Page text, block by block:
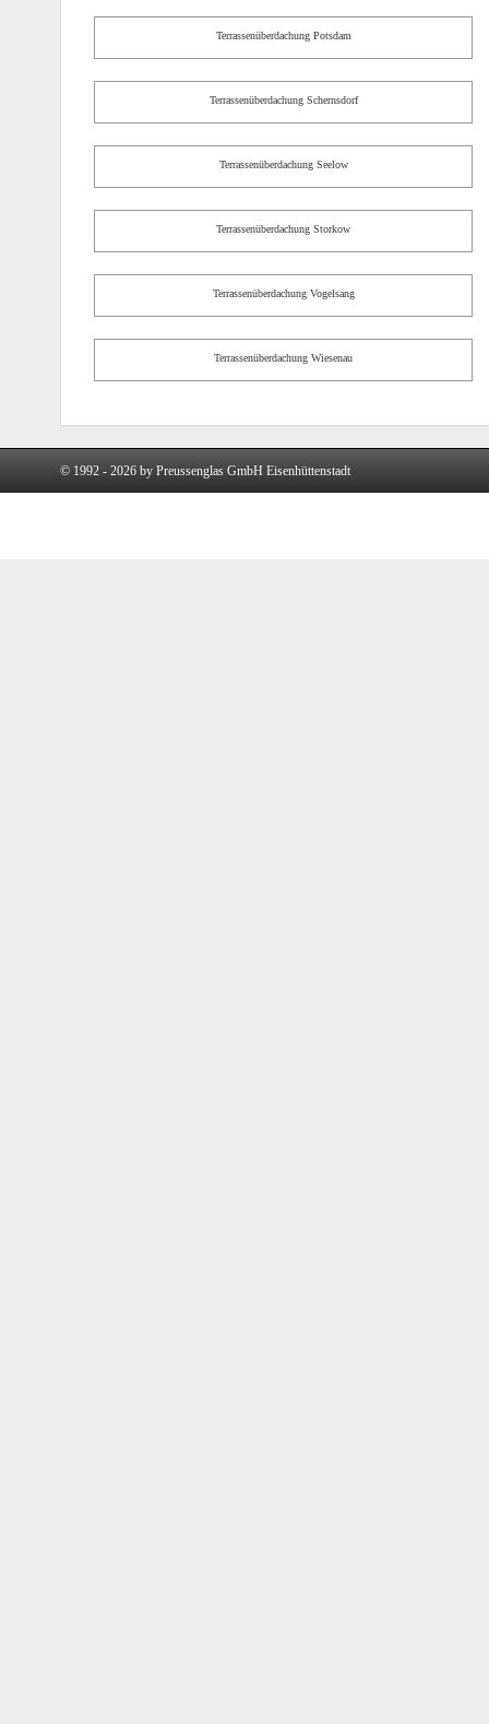
Terrassenüberdachung Potsdam
Terrassenüberdachung Schernsdorf
Terrassenüberdachung Seelow
Terrassenüberdachung Storkow
Terrassenüberdachung Vogelsang
Terrassenüberdachung Wiesenau
© 1992 - 2026 by Preussenglas GmbH Eisenhüttenstadt